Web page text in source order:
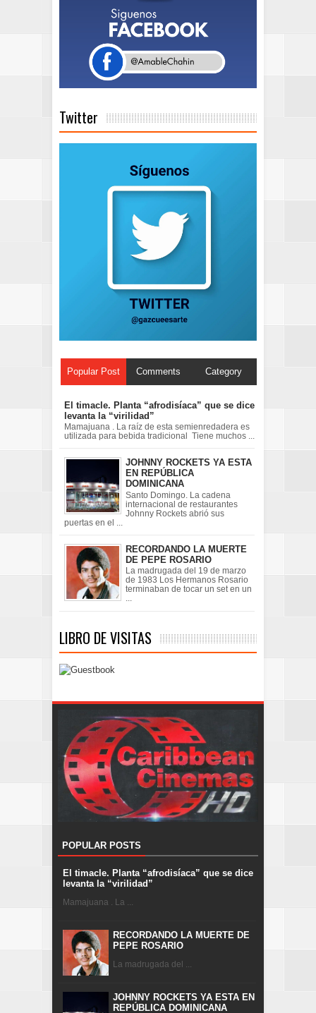
Twitter
Popular Post Comments Category
El timacle. Planta “afrodisíaca” que se dice
levanta la “virilidad”
Mamajuana . La raíz de esta semienredadera es
utilizada para bebida tradicional Tiene muchos ...
JOHNNY ROCKETS YA ESTA
EN REPÚBLICA
DOMINICANA
Santo Domingo. La cadena
internacional de restaurantes
Johnny Rockets abrió sus
puertas en el ...
RECORDANDO LA MUERTE
DE PEPE ROSARIO
La madrugada del 19 de marzo
de 1983 Los Hermanos Rosario
terminaban de tocar un set en un
...
LIBRO DE VISITAS
POPULAR POSTS
El timacle. Planta “afrodisíaca” que se dice
levanta la “virilidad”
Mamajuana . La ...
RECORDANDO LA MUERTE DE
PEPE ROSARIO
La madrugada del ...
JOHNNY ROCKETS YA ESTA EN
REPÚBLICA DOMINICANA